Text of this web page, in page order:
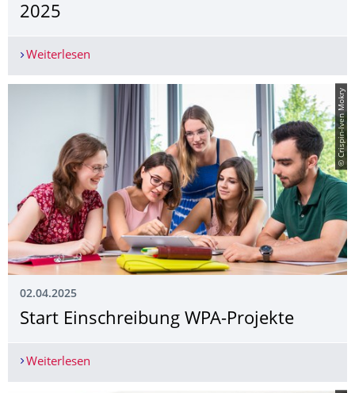
2025
Weiterlesen
© Crispin-Iven Mokry
02.04.2025
Start Einschreibung WPA-Projekte
Weiterlesen